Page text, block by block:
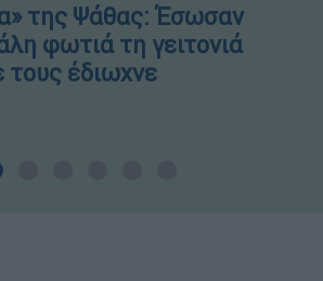
της Ψάθας: Έσωσαν
φωτιά τη γειτονιά
τους έδιωχνε